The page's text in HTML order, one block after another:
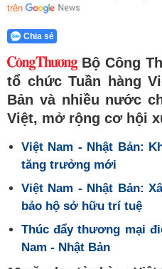
trên
Chia sẻ
Bộ Công
tổ chức Tuần hàng
Bản và nhiều nước
Việt, mở rộng cơ hội
Việt Nam - Nhật Bản:
tăng trưởng mới
Việt Nam - Nhật Bản:
bảo hộ sở hữu trí tuệ
Thúc đẩy thương mại
Nam - Nhật Bản